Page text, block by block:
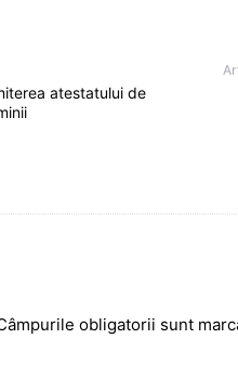
atestatului de
obligatorii sunt